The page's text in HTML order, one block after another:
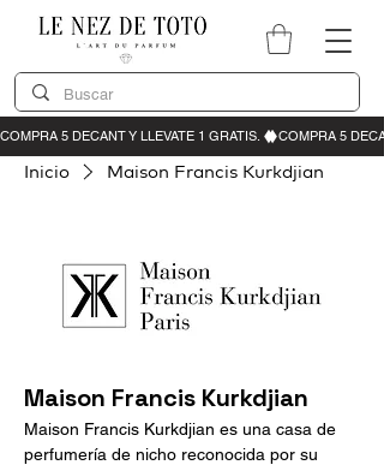
Inicio Maison Francis Kurkdjian
Maison Francis Kurkdjian
Maison Francis Kurkdjian es una casa de
perfumería de nicho reconocida por su